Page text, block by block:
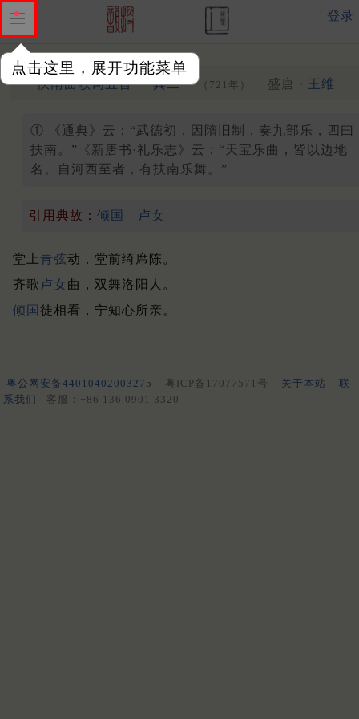
点击这里，展开功能菜单
登录
扶南曲歌词五首 其二 （721年） 盛唐 · 王维
① 《通典》云：“武德初，因隋旧制，奏九部乐，四曰
扶南。”《新唐书·礼乐志》云：“天宝乐曲，皆以边地
名。自河西至者，有扶南乐舞。”
引用典故： 倾国 卢女
堂上青弦动，堂前绮席陈。
齐歌 卢女曲，双舞洛阳人。
倾国 徒相看，宁知心所亲。
粤公网安备44010402003275 粤ICP备17077571号 关于本站
联
系我们
客服：+86 136 0901 3320